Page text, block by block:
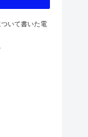
いて書いた電